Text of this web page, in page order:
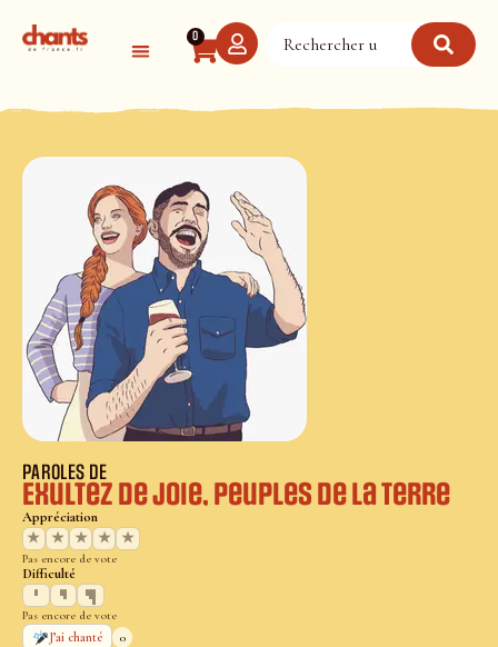
0
PAROLES DE
Exultez de joie, peuples de la terre
Appréciation
★
★ ★ ★ ★
Pas encore de vote
Difficulté
Pas encore de vote
J’ai chanté
0